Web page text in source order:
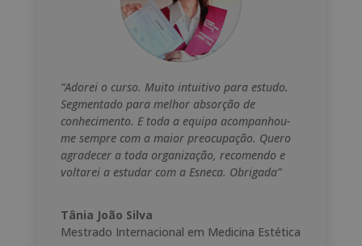
“Adorei o curso. Muito intuitivo para estudo.
Segmentado para melhor absorção de
conhecimento. E toda a equipa acompanhou-
me sempre com a maior preocupação. Quero
agradecer a toda organização, recomendo e
voltarei a estudar com a Esneca. Obrigada”
Tânia João Silva
Mestrado Internacional em Medicina Estética